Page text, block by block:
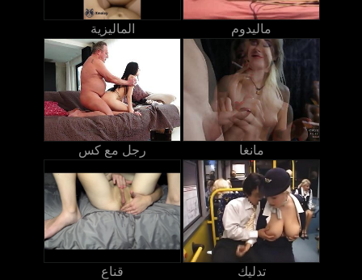
الماليزية ماليدوم
رجل مع كس مانغا
قناع تدليك